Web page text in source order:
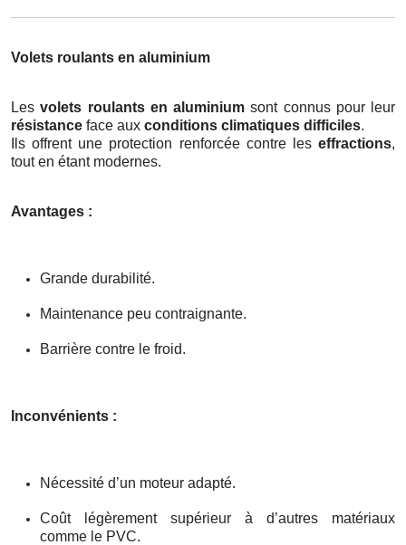
Volets roulants en aluminium
Lesvolets roulants en aluminium sont connus pour leur
résistance face aux conditions climatiques difficiles.
Ils offrent une protection renforcée contre les effractions,
tout en étant modernes.
Avantages :
Grande durabilité.
Maintenance peu contraignante.
Barrière contre le froid.
Inconvénients :
Nécessité d’un moteur adapté.
Coût légèrement supérieur à d’autres matériaux
comme le PVC.